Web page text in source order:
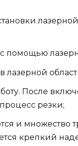
помощью
лазерной
После
резки;
и множество
крепкий